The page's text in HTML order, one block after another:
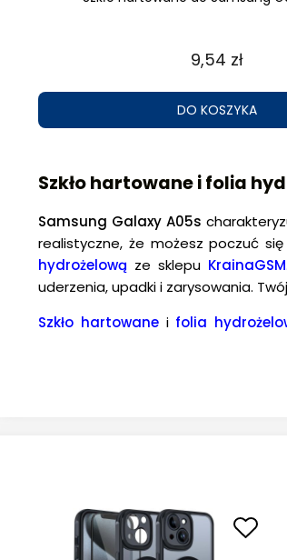
9,54 zł
DO KOSZYKA
Szkło hartowane i folia
Samsung Galaxy A05s
realistyczne, że możesz poczuć
hydrożelową ze sklepu KrainaGSM.
uderzenia, upadki i zarysowania. Twój
Szkło hartowanei folia
szkło hartowane do Samsunga
twardości na poziomie 9H
, jest
szkło hartowane oferuje